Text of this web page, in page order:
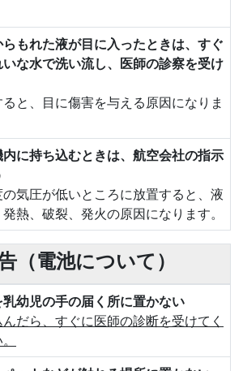
らもれた液が目に入ったときは、すぐ
いな水で洗い流し、医師の診察を受け
ると、目に傷害を与える原因になりま
に持ち込むときは、航空会社の指示
の気圧が低いところに放置すると、液
発熱、破裂、発火の原因になります。
（電池について）
乳幼児の手の届く所に置かない
だら、すぐに医師の診断を受けてく